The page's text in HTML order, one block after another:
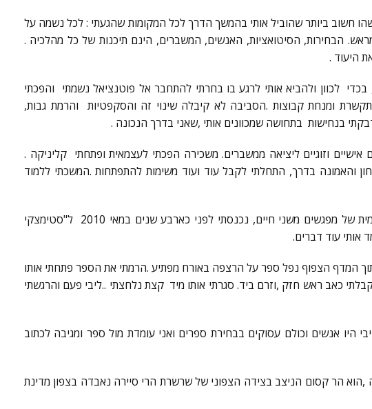
חשוב ביותר שהוביל אותי בהמשך הדרך לכל המקומות שהגעתי : לכל נשמה על
הבחירות, הסיטואציות, האנשים, המשברים, הינם תיכנות של כל מהלכיה .
היעוד .
לכוון ולהביא אותי לרגע בו בחרתי להתחבר אל פוטנציאל נשמתי והפכתי
ומנחת קבוצות .הסביבה לא קיבלה שינוי זה והסקפטיות והרמת גבות,
בנחישות בתחושה שמכוונים אותי ,שאני בדרך הנכונה .
וזוגיים ליציאה ממשברים. משכירה הפכתי לעצמאית ופתחתי קליניקה .
והאמונה בדרך, התחלתי לקבל עוד ועוד משימות להתפתחות .המשכתי ללמוד
באותו דרך מסונכרנת, מיסטית ,קוסמית של מפגשים משני חיים, נכנסתי לפני כארבע שנים במאי 2010 ל"סטימצקי
אותי עוד דברים.
המדף הצפוף נפל ספר על הרצפה באורח מפתיע .הרמתי את הספר פתחתי אותו
כאב ראש חזק ,וזרם ביד. סגרתי אותו מיד קצת נלחצתי ..ליבי פעם והרגשתי
היו אנשים וכולם עסוקים בבחירת ספרים ואני עומדת מול ספר ומגיבה לכתוב
הר קסום הניצב בצידה הצפוני של שרשרת הרי סיירה נאבדה בצפון מדינת